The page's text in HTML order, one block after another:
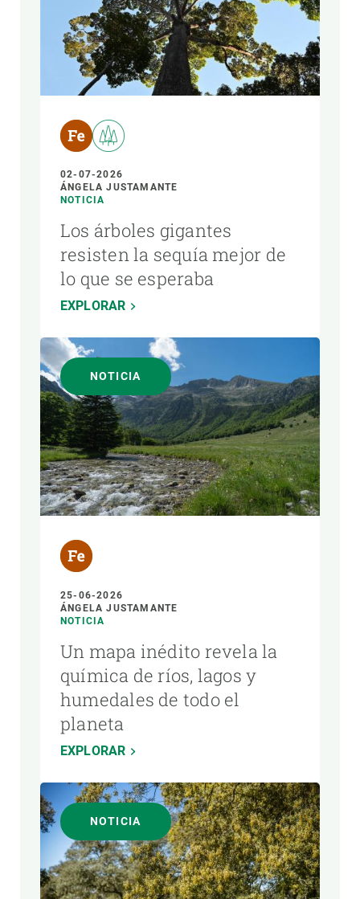
02-07-2026
ÁNGELA JUSTAMANTE
NOTICIA
Los árboles gigantes
resisten la sequía mejor de
lo que se esperaba
EXPLORAR
NOTICIA
25-06-2026
ÁNGELA JUSTAMANTE
NOTICIA
Un mapa inédito revela la
química de ríos, lagos y
humedales de todo el
planeta
EXPLORAR
NOTICIA